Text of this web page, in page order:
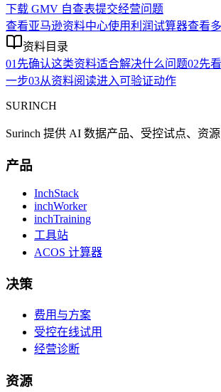
下载 GMV 自查表提交经营问题
查看亚马逊资料中心使用利润试算器查看
资料目录
01先确认这类资料适合解决什么问题02先
一步03从资料阅读进入可验证动作
SURINCH
Surinch 提供 AI 数据产品、受控试点、资
产品
InchStack
inchWorker
inchTraining
工具站
ACOS 计算器
决策
费用与方案
受控在线试用
经营诊断
资源